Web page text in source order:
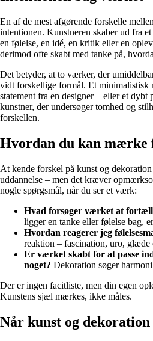
En af de mest afgørende forskelle
intentionen. Kunstneren skaber ud fra
en følelse, en idé, en kritik eller en
derimod ofte skabt med tanke på,
Det betyder, at to værker, der
vidt forskellige formål. Et minimalistisk
statement fra en designer – eller et dybt
kunstner, der undersøger tomhed og
forskellen.
Hvordan du kan mærke
At kende forskel på kunst og
uddannelse – men det kræver
nogle spørgsmål, når du ser et værk:
Hvad forsøger værket at
ligger en tanke eller følelse bag,
Hvordan reagerer jeg
reaktion – fascination, uro, glæde
Er værket skabt for at passe
noget? Dekoration søger
Der er ingen facitliste, men din egen
Kunstens sjæl mærkes, ikke måles.
Når kunst og dekoration